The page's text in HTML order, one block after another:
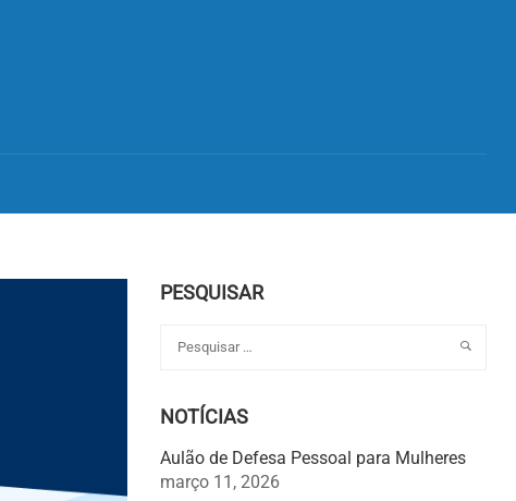
PESQUISAR
NOTÍCIAS
Aulão de Defesa Pessoal para Mulheres
março 11, 2026